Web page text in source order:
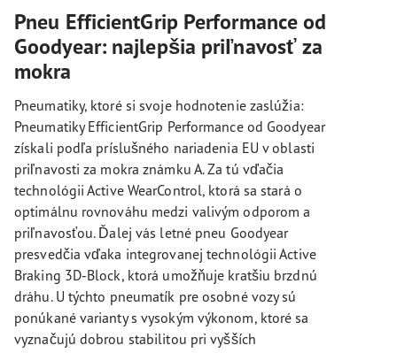
Pneu EfficientGrip Performance od
Goodyear: najlepšia priľnavosť za
mokra
Pneumatiky, ktoré si svoje hodnotenie zaslúžia:
Pneumatiky EfficientGrip Performance od Goodyear
získali podľa príslušného nariadenia EU v oblasti
priľnavosti za mokra známku A. Za tú vďačia
technológii Active WearControl, ktorá sa stará o
optimálnu rovnováhu medzi valivým odporom a
priľnavosťou. Ďalej vás letné pneu Goodyear
presvedčia vďaka integrovanej technológii Active
Braking 3D-Block, ktorá umožňuje kratšiu brzdnú
dráhu. U týchto pneumatík pre osobné vozy sú
ponúkané varianty s vysokým výkonom, ktoré sa
vyznačujú dobrou stabilitou pri vyšších